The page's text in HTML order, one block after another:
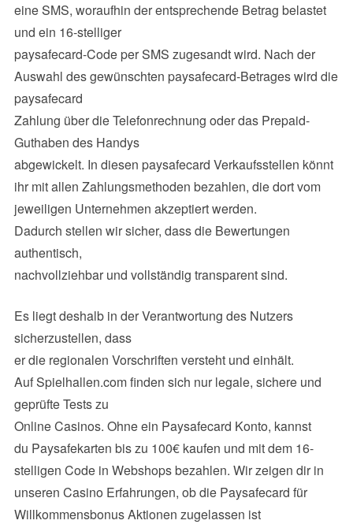
eine SMS, woraufhin der entsprechende Betrag belastet
und ein 16-stelliger
paysafecard-Code per SMS zugesandt wird. Nach der
Auswahl des gewünschten paysafecard-Betrages wird die
paysafecard
Zahlung über die Telefonrechnung oder das Prepaid-
Guthaben des Handys
abgewickelt. In diesen paysafecard Verkaufsstellen könnt
ihr mit allen Zahlungsmethoden bezahlen, die dort vom
jeweiligen Unternehmen akzeptiert werden.
Dadurch stellen wir sicher, dass die Bewertungen
authentisch,
nachvollziehbar und vollständig transparent sind.
Es liegt deshalb in der Verantwortung des Nutzers
sicherzustellen, dass
er die regionalen Vorschriften versteht und einhält.
Auf Spielhallen.com finden sich nur legale, sichere und
geprüfte Tests zu
Online Casinos. Ohne ein Paysafecard Konto, kannst
du Paysafekarten bis zu 100€ kaufen und mit dem 16-
stelligen Code in Webshops bezahlen. Wir zeigen dir in
unseren Casino Erfahrungen, ob die Paysafecard für
Willkommensbonus Aktionen zugelassen ist